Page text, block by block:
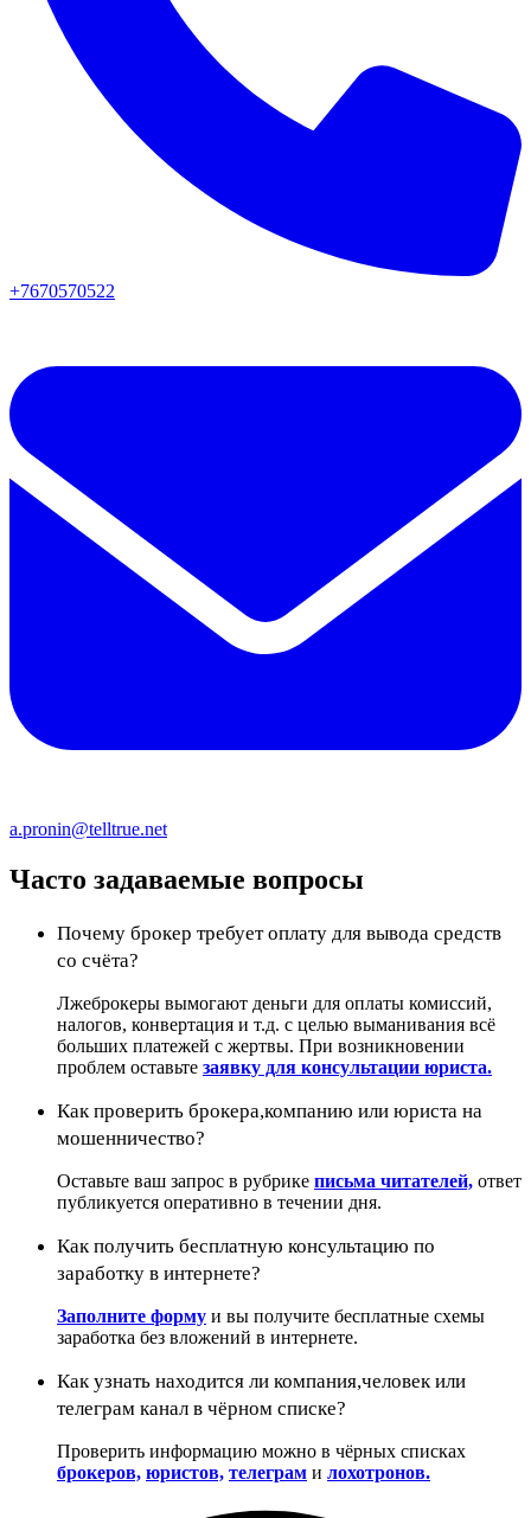
+7670570522
a.pronin@telltrue.net
Часто задаваемые вопросы
Почему брокер требует оплату для вывода средств
со счёта?
Лжеброкеры вымогают деньги для оплаты комиссий,
налогов, конвертация и т.д. с целью выманивания всё
больших платежей с жертвы. При возникновении
проблем оставьте заявку для консультации юриста.
Как проверить брокера,компанию или юриста на
мошенничество?
Оставьте ваш запрос в рубрике письма читателей, ответ
публикуется оперативно в течении дня.
Как получить бесплатную консультацию по
заработку в интернете?
Заполните форму и вы получите бесплатные схемы
заработка без вложений в интернете.
Как узнать находится ли компания,человек или
телеграм канал в чёрном списке?
Проверить информацию можно в чёрных списках
брокеров, юристов, телеграм и лохотронов.